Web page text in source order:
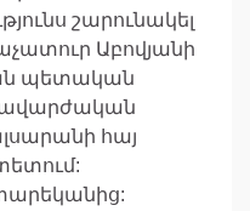
շարունակել
Աբովյանի
պետական
հայ